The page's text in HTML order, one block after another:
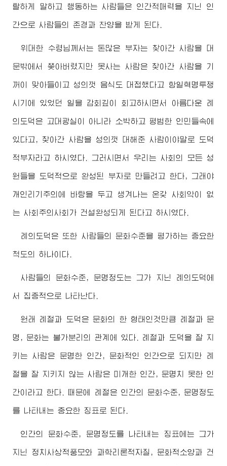
탈하게 말하고 행동하는 사람들은 인간적매력을 지닌 인
간으로 사람들의 존경과 찬양을 받게 된다.
위대한 수령님 께서는 돈많은 부자는 찾아간 사람을 대
문밖에서 쫒아버렸지만 못사는 사람은 찾아간 사람을 기
꺼이 맞아들이고 성의껏 음식도 대접했다고 항일혁명투쟁
시기에 있었던 일을 감회깊이 회고하시면서 아름다운 례
의도덕은 고대광실이 아니라 소박하고 평범한 인민들속에
있다고, 찾아간 사람을 성의껏 대해준 사람이야말로 도덕
적부자라고 하시였다. 그러시면서 우리는 사회의 모든 성
원들을 도덕적으로 완성된 부자로 만들려고 한다, 그래야
개인리기주의에 바탕을 두고 생겨나는 온갖 사회악이 없
는 사회주의사회가 건설완성되게 된다고 하시였다.
례의도덕은 또한 사람들의 문화수준을 평가하는 중요한
척도의 하나이다.
사람들의 문화수준, 문명정도는 그가 지닌 례의도덕에
서 집중적으로 나타난다.
원래 례절과 도덕은 문화의 한 형태인것만큼 례절과 문
명, 문화는 불가분리의 관계에 있다. 례절과 도덕을 잘 지
키는 사람은 문명한 인간, 문화적인 인간으로 되지만 례
절을 잘 지키지 않는 사람은 미개한 인간, 문명치 못한 인
간이라고 한다. 때문에 례절은 인간의 문화수준, 문명정도
를 나타내는 중요한 징표로 된다.
인간의 문화수준, 문명정도를 나타내는 징표에는 그가
지닌 정치사상적풍모와 과학리론적자질, 문화적소양과 건